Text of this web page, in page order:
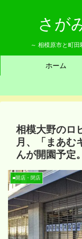
さが
～ 相模原市と町
ホーム
相模大野のロ
月、「まあむ
んが開園予定。
■開店・閉店